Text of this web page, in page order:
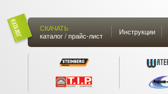
СКАЧАТЬ
каталог / прайс-лист
Инструкции